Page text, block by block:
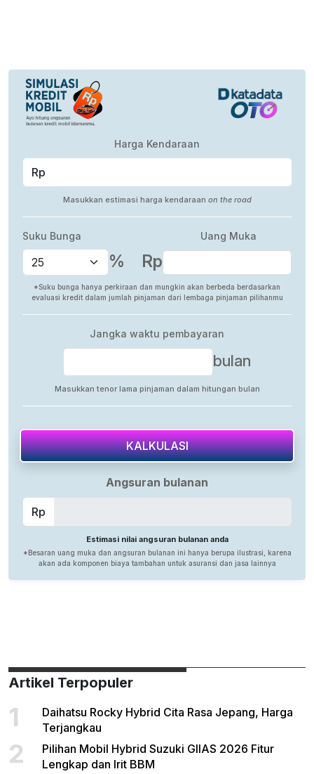
Artikel Terpopuler
1
Daihatsu Rocky Hybrid Cita Rasa Jepang, Harga
Terjangkau
2
Pilihan Mobil Hybrid Suzuki GIIAS 2026 Fitur
Lengkap dan Irit BBM